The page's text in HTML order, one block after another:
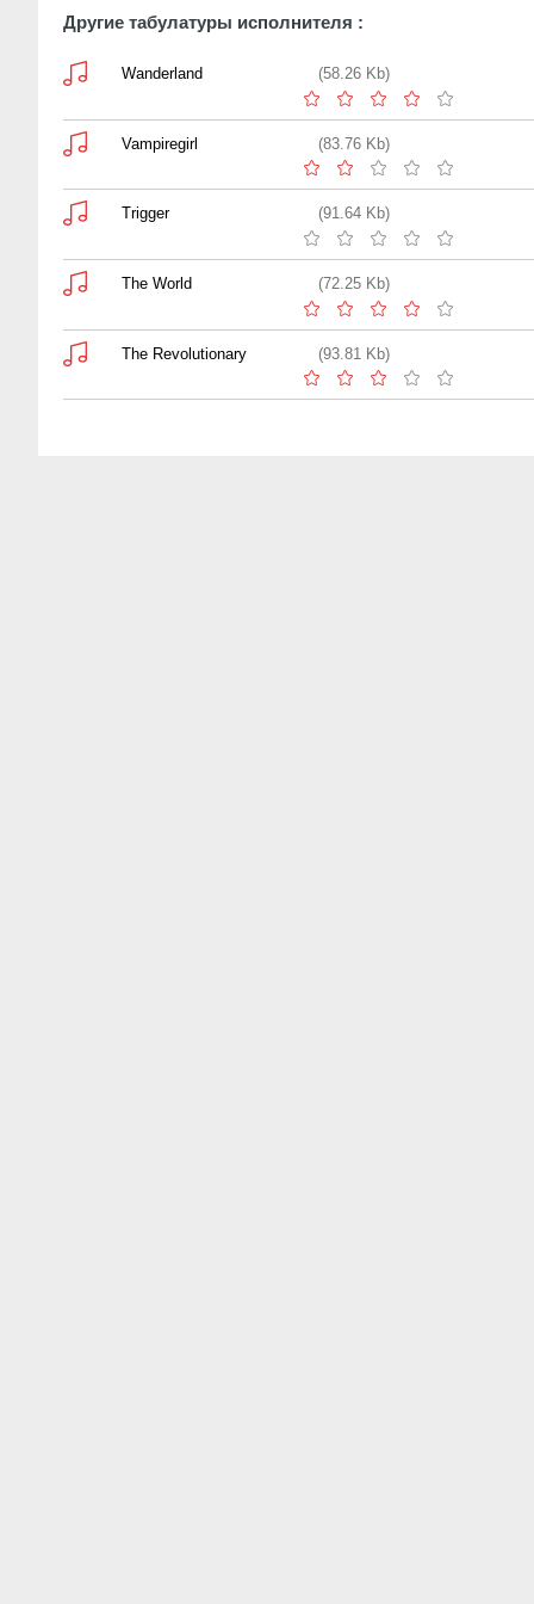
Другие табулатуры исполнителя :
Wanderland (58.26 Kb)
Vampiregirl (83.76 Kb)
Trigger (91.64 Kb)
The World (72.25 Kb)
The Revolutionary (93.81 Kb)